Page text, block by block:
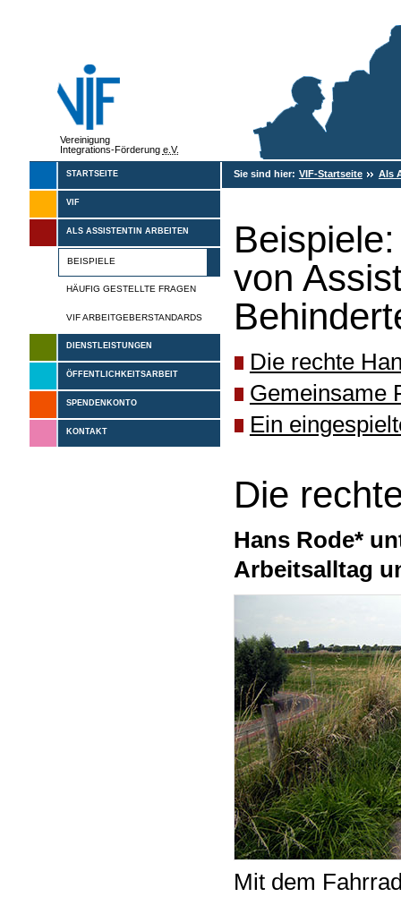
Vereinigung
Integrations-Förderung e.V.
STARTSEITE
VIF
ALS ASSISTENTIN ARBEITEN
BEISPIELE
HÄUFIG GESTELLTE FRAGEN
VIF ARBEITGEBERSTANDARDS
DIENSTLEISTUNGEN
ÖFFENTLICHKEITSARBEIT
SPENDENKONTO
KONTAKT
Sie sind hier: VIF-Startseite Als
von
Die rechte
Gemeinsame
Ein
Die
Hans Rode*
Arbeitsalltag
Mit dem